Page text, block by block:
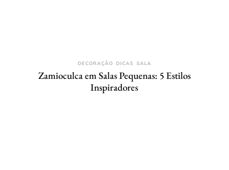
DECORAÇÃO DICAS SALA
Zamioculca em Salas Pequenas: 5 Estilos
Inspiradores